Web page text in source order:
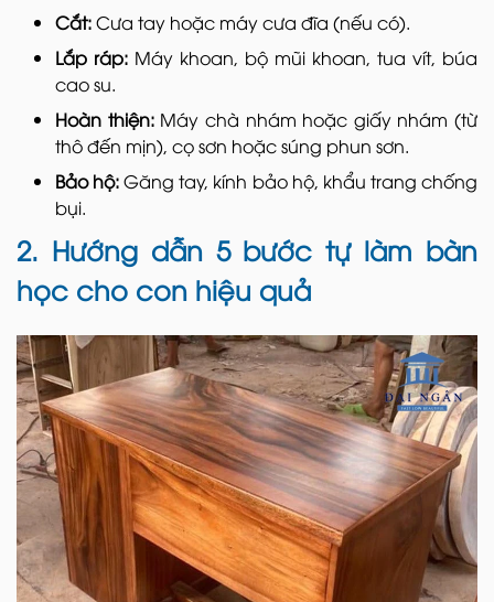
Cắt:Cưa tay hoặc máy cưa đĩa (nếu có).
Lắp ráp: Máy khoan, bộ mũi khoan, tua vít, búa
cao su.
Hoàn thiện: Máy chà nhám hoặc giấy nhám (từ
thô đến mịn), cọ sơn hoặc súng phun sơn.
Bảo hộ:Găng tay, kính bảo hộ, khẩu trang chống
bụi.
2. Hướng dẫn 5 bước tự làm bàn
học cho con hiệu quả